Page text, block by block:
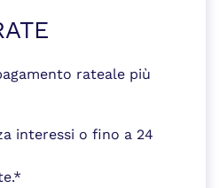
rateale più
interessi o fino a 24